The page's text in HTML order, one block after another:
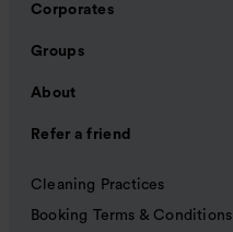
Corporates
Groups
About
Refer a friend
Cleaning Practices
Booking Terms & Conditions